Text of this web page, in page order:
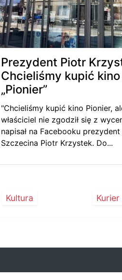
Prezydent Piotr
Chcieliśmy kupić kino
„Pionier”
"Chcieliśmy kupić kino Pionier,
właściciel nie zgodził się z
napisał na Facebooku prezydent
Szczecina Piotr Krzystek. Do...
Kultura Kurier